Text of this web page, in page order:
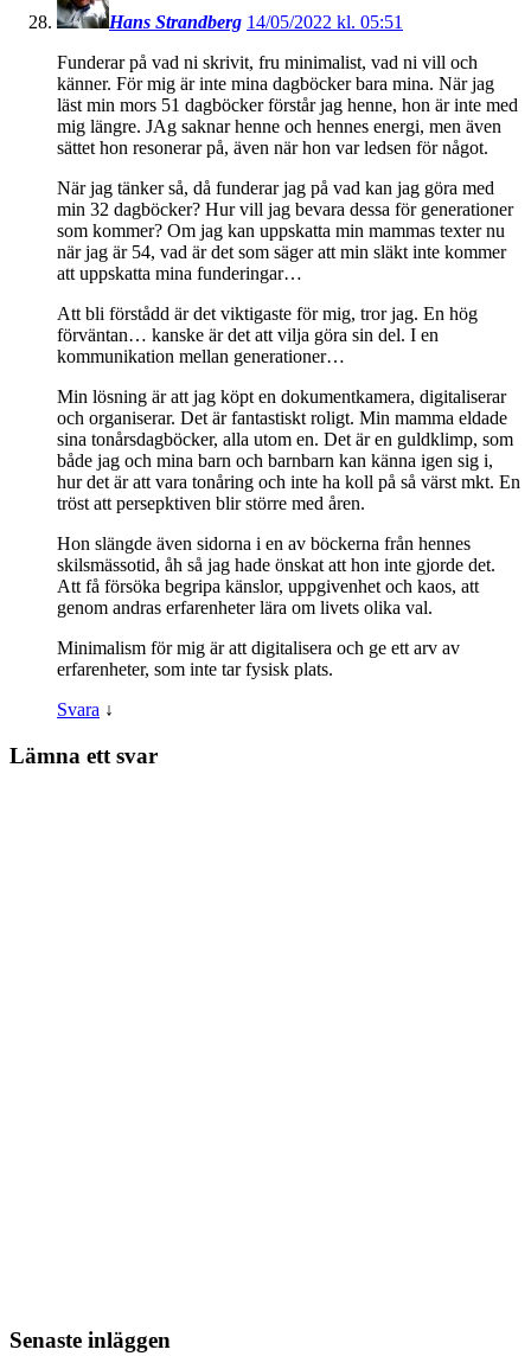
Hans Strandberg 14/05/2022 kl. 05:51
Funderar på vad ni skrivit, fru minimalist, vad ni vill och
känner. För mig är inte mina dagböcker bara mina. När jag
läst min mors 51 dagböcker förstår jag henne, hon är inte med
mig längre. JAg saknar henne och hennes energi, men även
sättet hon resonerar på, även när hon var ledsen för något.
När jag tänker så, då funderar jag på vad kan jag göra med
min 32 dagböcker? Hur vill jag bevara dessa för generationer
som kommer? Om jag kan uppskatta min mammas texter nu
när jag är 54, vad är det som säger att min släkt inte kommer
att uppskatta mina funderingar…
Att bli förstådd är det viktigaste för mig, tror jag. En hög
förväntan… kanske är det att vilja göra sin del. I en
kommunikation mellan generationer…
Min lösning är att jag köpt en dokumentkamera, digitaliserar
och organiserar. Det är fantastiskt roligt. Min mamma eldade
sina tonårsdagböcker, alla utom en. Det är en guldklimp, som
både jag och mina barn och barnbarn kan känna igen sig i,
hur det är att vara tonåring och inte ha koll på så värst mkt. En
tröst att persepktiven blir större med åren.
Hon slängde även sidorna i en av böckerna från hennes
skilsmässotid, åh så jag hade önskat att hon inte gjorde det.
Att få försöka begripa känslor, uppgivenhet och kaos, att
genom andras erfarenheter lära om livets olika val.
Minimalism för mig är att digitalisera och ge ett arv av
erfarenheter, som inte tar fysisk plats.
Svara ↓
Lämna ett svar
Senaste inläggen